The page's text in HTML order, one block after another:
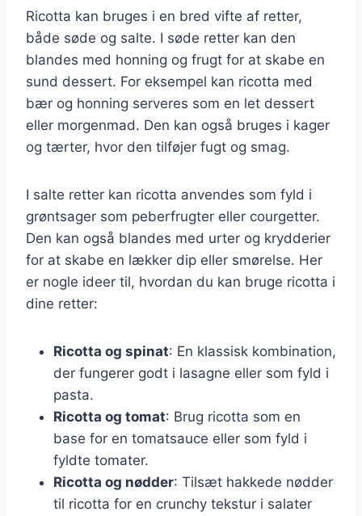
Ricotta kan bruges i en bred vifte af retter,
både søde og salte. I søde retter kan den
blandes med honning og frugt for at skabe en
sund dessert. For eksempel kan ricotta med
bær og honning serveres som en let dessert
eller morgenmad. Den kan også bruges i kager
og tærter, hvor den tilføjer fugt og smag.
I salte retter kan ricotta anvendes som fyld i
grøntsager som peberfrugter eller courgetter.
Den kan også blandes med urter og krydderier
for at skabe en lækker dip eller smørelse. Her
er nogle ideer til, hvordan du kan bruge ricotta i
dine retter:
Ricotta og spinat: En klassisk kombination,
der fungerer godt i lasagne eller som fyld i
pasta.
Ricotta og tomat: Brug ricotta som en
base for en tomatsauce eller som fyld i
fyldte tomater.
Ricotta og nødder: Tilsæt hakkede nødder
til ricotta for en crunchy tekstur i salater